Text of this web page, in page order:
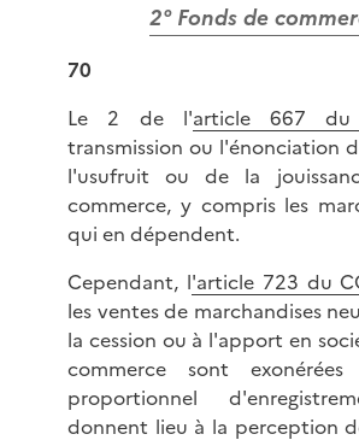
2° Fonds de
70
Le 2 de l'article 667 du
transmission ou l'énonciation
l'usufruit ou de la
commerce, y compris les
qui en dépendent.
Cependant, l'article 723 du
les ventes de marchandises
la cession ou à l'apport en
commerce sont
proportionnel
donnent lieu à la perception